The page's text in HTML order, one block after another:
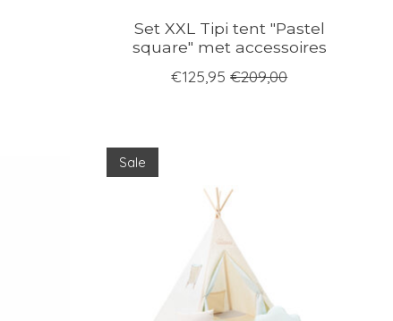
Set XXL Tipi tent "Pastel
square" met accessoires
€125,95 €209,00
Sale